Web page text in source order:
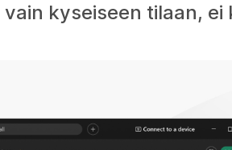
kyseiseen tilaan, ei